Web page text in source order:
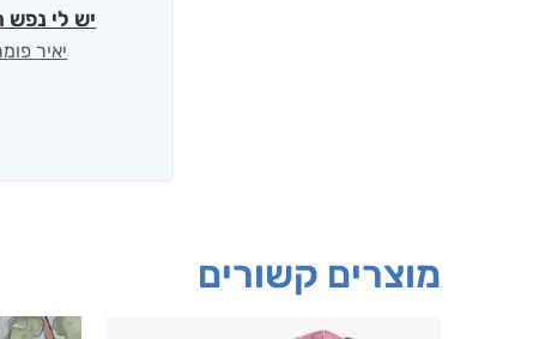
יש לי נפש
יאיר
מוצרים קשורים